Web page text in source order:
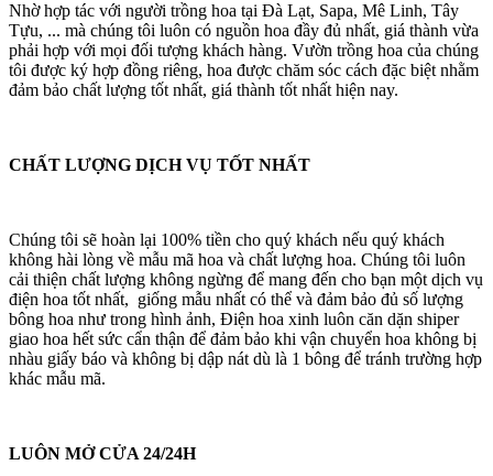
Nhờ hợp tác với người trồng hoa tại Đà Lạt, Sapa, Mê Linh, Tây
Tựu, ... mà chúng tôi luôn có nguồn hoa đầy đủ nhất, giá thành vừa
phải hợp với mọi đối tượng khách hàng. Vườn trồng hoa của chúng
tôi được ký hợp đồng riêng, hoa được chăm sóc cách đặc biệt nhằm
đảm bảo chất lượng tốt nhất, giá thành tốt nhất hiện nay.
CHẤT LƯỢNG DỊCH VỤ TỐT NHẤT
Chúng tôi sẽ hoàn lại 100% tiền cho quý khách nếu quý khách
không hài lòng về mẫu mã hoa và chất lượng hoa. Chúng tôi luôn
cải thiện chất lượng không ngừng để mang đến cho bạn một dịch vụ
điện hoa tốt nhất, giống mẫu nhất có thể và đảm bảo đủ số lượng
bông hoa như trong hình ảnh, Điện hoa xinh luôn căn dặn shiper
giao hoa hết sức cẩn thận để đảm bảo khi vận chuyển hoa không bị
nhàu giấy báo và không bị dập nát dù là 1 bông để tránh trường hợp
khác mẫu mã.
LUÔN MỞ CỬA 24/24H